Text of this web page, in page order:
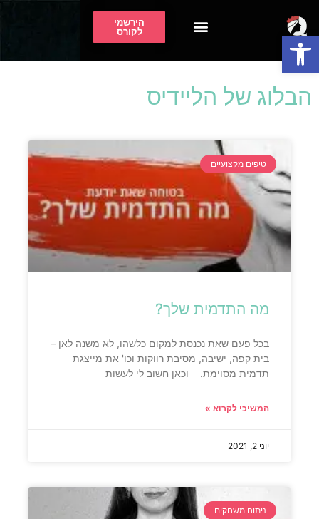
פתח סרגל נגישות
הירשמי
לקורס
הבלוג של הליידיס
טיפים מקצועיים
מה התדמית שלך?
בכל פעם שאת נכנסת למקום כלשהו, לא משנה לאן –
בית קפה, ישיבה, מסיבת רווקות וכו' את מייצגת
תדמית מסוימת. וכאן חשוב לי לעשות
המשיכי לקרוא »
יוני 2, 2021
ניתוח משחקים